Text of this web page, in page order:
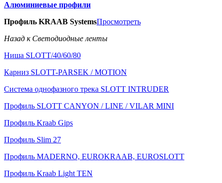
Алюминиевые профили
Профиль KRAAB SystemsПросмотреть
Назад к Светодиодные ленты
Ниша SLOTT/40/60/80
Карниз SLOTT-PARSEK / MOTION
Система однофазного трека SLOTT INTRUDER
Профиль SLOTT CANYON / LINE / VILAR MINI
Профиль Kraab Gips
Профиль Slim 27
Профиль MADERNO, EUROKRAAB, EUROSLOTT
Профиль Kraab Light TEN